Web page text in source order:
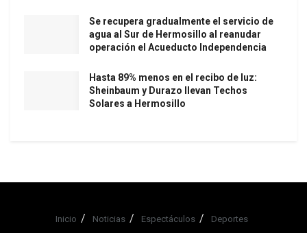
Se recupera gradualmente el servicio de
agua al Sur de Hermosillo al reanudar
operación el Acueducto Independencia
Hasta 89% menos en el recibo de luz:
Sheinbaum y Durazo llevan Techos
Solares a Hermosillo
Inicio Noticias Espectáculos Deportes